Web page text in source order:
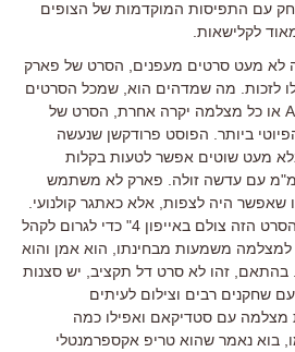
עם התפיסות המוקדמות של הצופים
לקלישאות.
לא מעט סרטים מעפנים, הסרט של פארק
לזכות. מה שמדהים הוא, שמכל הסרטים
שצולמו ב35 מ"מ-או ALEXA או כל מצלמה יקרה אחרת, הסרט של
ביותר. הפוסט פרודקשן שנעשה
מעט שוטים אפשר לטעות בקלות
ולחשוב שהסרט צולם ב16 מ"מ עם עדשה זולה. פארק לא משתמש
שאפשר היה לצפות, אלא כאתגר קולנועי.
הסרט גם נפתח בכתובית "הסרט הזה צולם באייפון 4" כדי לגרום לקהל
למצלמה משמעות מבחינתו, הוא אמן והוא
זהו לא סרט דל תקציב, יש סצנות
שחקנים רבים וצילום לעיתים
מצלמה עם סטדיקאם ואפילו כמה
בוא נאמר שהוא טריפ אקספרמנטלי